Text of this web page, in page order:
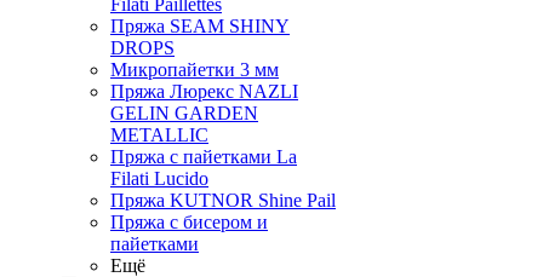
Filati Paillettes
Пряжа SEAM SHINY
DROPS
Микропайетки 3 мм
Пряжа Люрекс NAZLI
GELIN GARDEN
METALLIC
Пряжа с пайетками La
Filati Lucido
Пряжа KUTNOR Shine Pail
Пряжа с бисером и
пайетками
Ещё